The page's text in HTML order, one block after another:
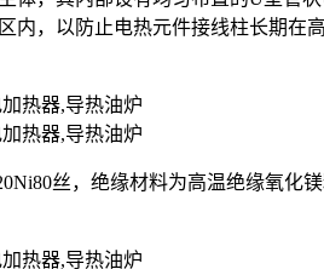
内，以防止电热元件接线柱长期在
丝，绝缘材料为高温绝缘氧化